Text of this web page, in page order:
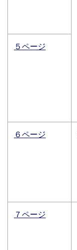
５ページ
６ページ
７ページ